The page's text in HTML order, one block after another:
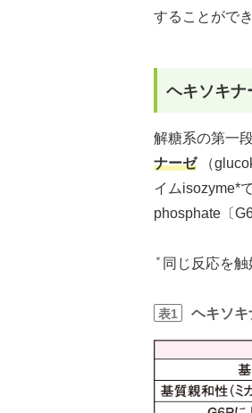
することができ
ヘキソキナ
解糖系の第一
ナーゼ（
イムisozyme*
phosphate〔
＊ 同じ反応を
表1 ヘキソキ